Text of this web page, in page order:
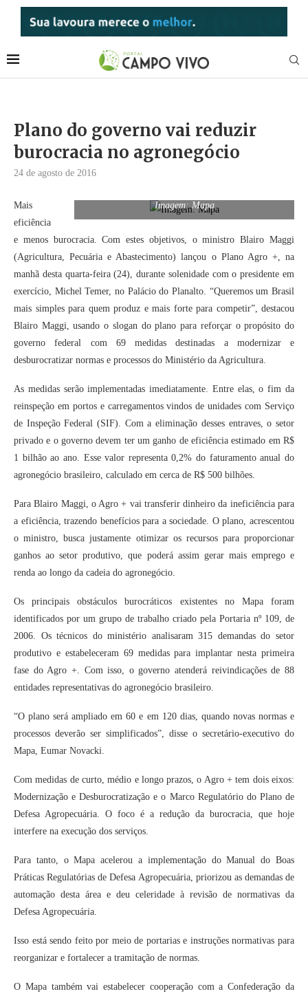
Plano do governo vai reduzir
burocracia no agronegócio
24 de agosto de 2016
Imagem: Mapa
Mais
eficiência
e menos burocracia. Com estes objetivos, o ministro Blairo Maggi
(Agricultura, Pecuária e Abastecimento) lançou o Plano Agro +, na
manhã desta quarta-feira (24), durante solenidade com o presidente em
exercício, Michel Temer, no Palácio do Planalto. “Queremos um Brasil
mais simples para quem produz e mais forte para competir”, destacou
Blairo Maggi, usando o slogan do plano para reforçar o propósito do
governo federal com 69 medidas destinadas a modernizar e
desburocratizar normas e processos do Ministério da Agricultura.
As medidas serão implementadas imediatamente. Entre elas, o fim da
reinspeção em portos e carregamentos vindos de unidades com Serviço
de Inspeção Federal (SIF). Com a eliminação desses entraves, o setor
privado e o governo devem ter um ganho de eficiência estimado em R$
1 bilhão ao ano. Esse valor representa 0,2% do faturamento anual do
agronegócio brasileiro, calculado em cerca de R$ 500 bilhões.
Para Blairo Maggi, o Agro + vai transferir dinheiro da ineficiência para
a eficiência, trazendo benefícios para a sociedade. O plano, acrescentou
o ministro, busca justamente otimizar os recursos para proporcionar
ganhos ao setor produtivo, que poderá assim gerar mais emprego e
renda ao longo da cadeia do agronegócio.
Os principais obstáculos burocráticos existentes no Mapa foram
identificados por um grupo de trabalho criado pela Portaria nº 109, de
2006. Os técnicos do ministério analisaram 315 demandas do setor
produtivo e estabeleceram 69 medidas para implantar nesta primeira
fase do Agro +. Com isso, o governo atenderá reivindicações de 88
entidades representativas do agronegócio brasileiro.
“O plano será ampliado em 60 e em 120 dias, quando novas normas e
processos deverão ser simplificados”, disse o secretário-executivo do
Mapa, Eumar Novacki.
Com medidas de curto, médio e longo prazos, o Agro + tem dois eixos:
Modernização e Desburocratização e o Marco Regulatório do Plano de
Defesa Agropecuária. O foco é a redução da burocracia, que hoje
interfere na execução dos serviços.
Para tanto, o Mapa acelerou a implementação do Manual do Boas
Práticas Regulatórias de Defesa Agropecuária, priorizou as demandas de
automação desta área e deu celeridade à revisão de normativas da
Defesa Agropecuária.
Isso está sendo feito por meio de portarias e instruções normativas para
reorganizar e fortalecer a tramitação de normas.
O Mapa também vai estabelecer cooperação com a Confederação da